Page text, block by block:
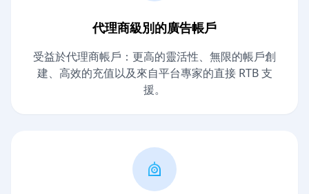
代理商級別的廣告帳戶
受益於代理商帳戶：更高的靈活性、無限的帳戶創
建、高效的充值以及來自平台專家的直接 RTB 支
援。